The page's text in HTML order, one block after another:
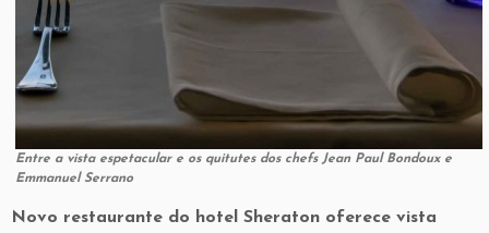
Entre a vista espetacular e os quitutes dos chefs Jean Paul Bondoux e
Emmanuel Serrano
Novo restaurante do hotel Sheraton oferece vista